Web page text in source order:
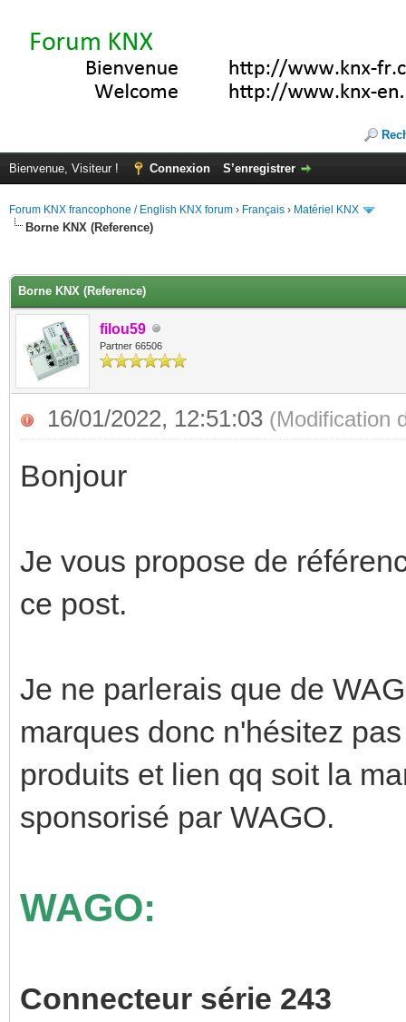
Bienvenue, Visiteur ! Connexion S’enregistrer
Forum KNX francophone / English KNX forum › Français › Matériel KNX
Borne KNX (Reference)
Borne KNX (Reference)
filou59
Partner 66506
16/01/2022, 12:51:03 (Modification
Bonjour
Je vous propose de
ce post.
Je ne parlerais que de
marques donc n'hésitez
produits et lien qq soit la
sponsorisé par WAGO.
WAGO:
Connecteur série 243